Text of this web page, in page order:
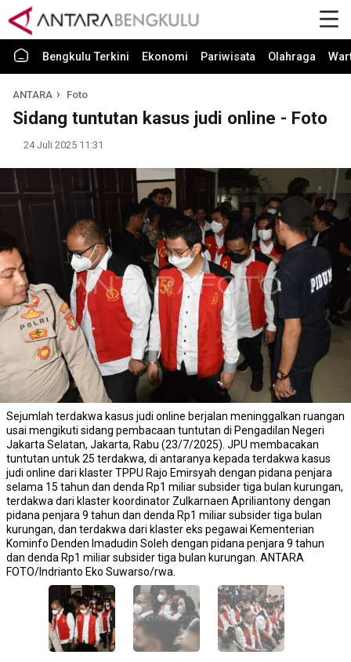
Bengkulu Terkini Ekonomi Pariwisata Olahraga
ANTARA Foto
Sidang tuntutan kasus judi online - Foto
24 Juli 2025 11:31
Sejumlah terdakwa kasus judi online berjalan meninggalkan ruangan
usai mengikuti sidang pembacaan tuntutan di Pengadilan Negeri
Jakarta Selatan, Jakarta, Rabu (23/7/2025). JPU membacakan
tuntutan untuk 25 terdakwa, di antaranya kepada terdakwa kasus
judi online dari klaster TPPU Rajo Emirsyah dengan pidana penjara
selama 15 tahun dan denda Rp1 miliar subsider tiga bulan kurungan,
terdakwa dari klaster koordinator Zulkarnaen Apriliantony dengan
pidana penjara 9 tahun dan denda Rp1 miliar subsider tiga bulan
kurungan, dan terdakwa dari klaster eks pegawai Kementerian
Kominfo Denden Imadudin Soleh dengan pidana penjara 9 tahun
dan denda Rp1 miliar subsider tiga bulan kurungan. ANTARA
FOTO/Indrianto Eko Suwarso/rwa.